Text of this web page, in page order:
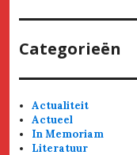
Categorieën
Actualiteit
Actueel
In Memoriam
Literatuur